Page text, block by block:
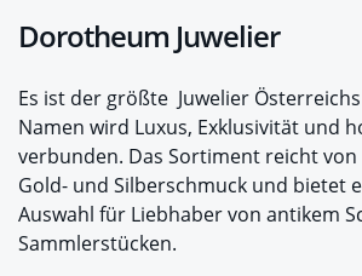
Dorotheum Juwelier
Es ist der größte Juwelier
Namen wird Luxus, Exklusivität und
verbunden. Das Sortiment reicht von
Gold- und Silberschmuck und bietet
Auswahl für Liebhaber von antikem
Sammlerstücken.